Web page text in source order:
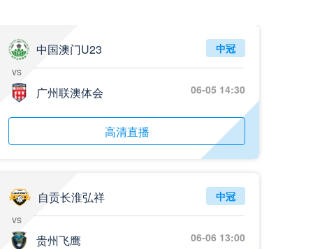
中国澳门U23
vs
广州联澳体会
中冠
06-05 14:30
高清直播
自贡长淮弘祥
vs
贵州飞鹰
中冠
06-06 13:00